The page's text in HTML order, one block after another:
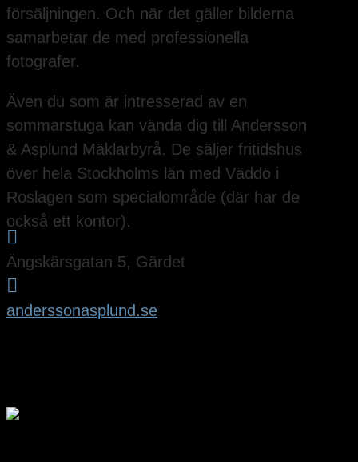
försäljningen. Och när det gäller bilderna
samarbetar de med professionella
fotografer.
Även du som är intresserad av en
sommarstuga kan vända dig till Andersson
& Asplund Mäklarbyrå. De säljer fritidshus
över hela Stockholms län med Väddö i
Roslagen som specialområde (där har de
också ett kontor).

Ängskärsgatan 5, Gärdet

anderssonasplund.se